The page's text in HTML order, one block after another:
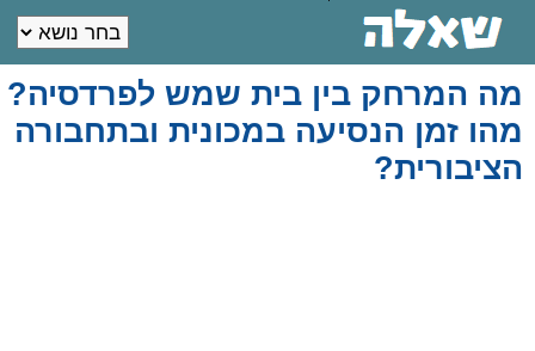
מה המרחק בין בית שמש לפרדסיה?
מהו זמן הנסיעה במכונית ובתחבורה
הציבורית?